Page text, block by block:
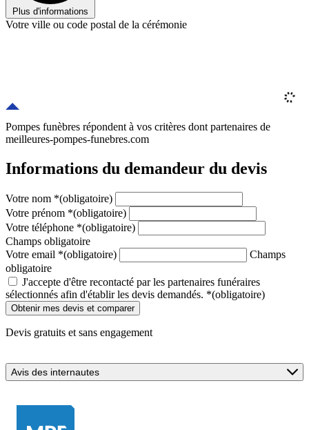
Plus d'informations
Votre ville ou code postal de la cérémonie
Pompes funèbres répondent à vos critères dont partenaires de
meilleures-pompes-funebres.com
Informations du demandeur du devis
Votre nom *(obligatoire)
Votre prénom *(obligatoire)
Votre téléphone *(obligatoire)
Champs obligatoire
Votre email *(obligatoire)
Champs
obligatoire
J'accepte d'être recontacté par les partenaires funéraires
sélectionnés afin d'établir les devis demandés. *(obligatoire)
Devis gratuits et sans engagement
Avis des internautes